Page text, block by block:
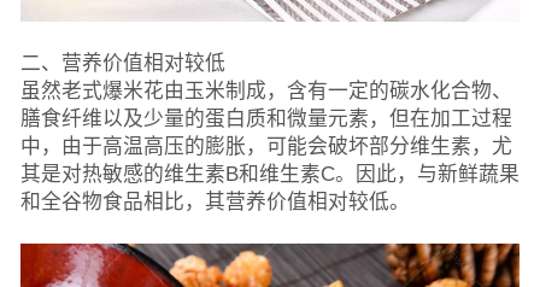
二、营养价值相对较低
虽然老式爆米花由玉米制成，含有一定的碳水化合物、
膳食纤维以及少量的蛋白质和微量元素，但在加工过程
中，由于高温高压的膨胀，可能会破坏部分维生素，尤
其是对热敏感的维生素B和维生素C。因此，与新鲜蔬果
和全谷物食品相比，其营养价值相对较低。